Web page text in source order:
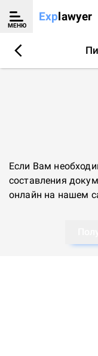
МЕНЮ
Explawyer
Если Вам
составления
онлайн на нашем